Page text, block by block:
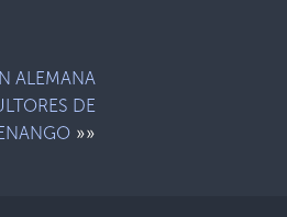
ALEMANA
DE
»»